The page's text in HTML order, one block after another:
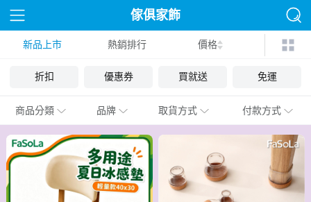
傢俱家飾
新品上市 熱銷排行 價格
折扣 優惠券 買就送 免運
商品分類 品牌 取貨方式 付款方式